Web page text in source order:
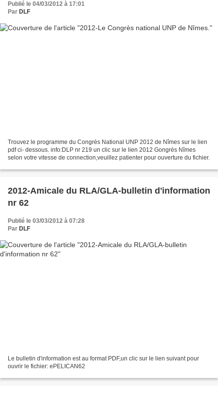
Publié le 04/03/2012 à 17:01
Par DLF
Trouvez le programme du Congrès National UNP 2012 de Nîmes sur le lien
pdf ci- dessous. info:DLP nr 219 un clic sur le lien 2012 Gongrès Nîmes
selon votre vitesse de connection,veuillez patienter pour ouverture du fichier.
2012-Amicale du RLA/GLA-bulletin d'information
nr 62
Publié le 03/03/2012 à 07:28
Par DLF
Le bulletin d'information est au format PDF,un clic sur le lien suivant pour
ouvrir le fichier: ePELICAN62